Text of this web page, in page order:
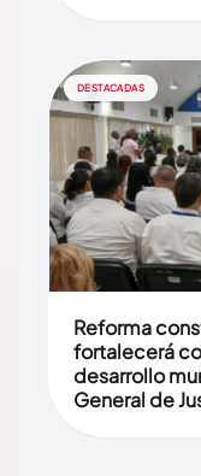
DESTACADAS
Reforma
fortalecerá
desarrollo
General de